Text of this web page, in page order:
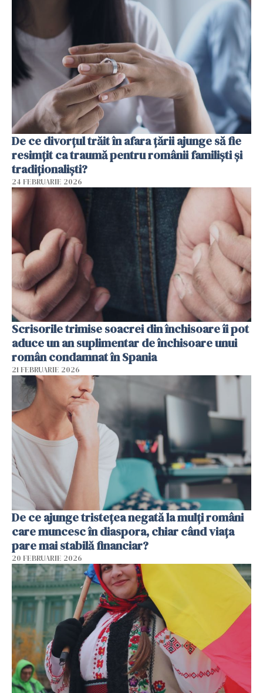
De ce divorțul trăit în afara țării ajunge să fie
resimțit ca traumă pentru românii familiști și
tradiționaliști?
24 FEBRUARIE 2026
Scrisorile trimise soacrei din închisoare îi pot
aduce un an suplimentar de închisoare unui
român condamnat în Spania
21 FEBRUARIE 2026
De ce ajunge tristețea negată la mulți români
care muncesc în diaspora, chiar când viața
pare mai stabilă financiar?
20 FEBRUARIE 2026